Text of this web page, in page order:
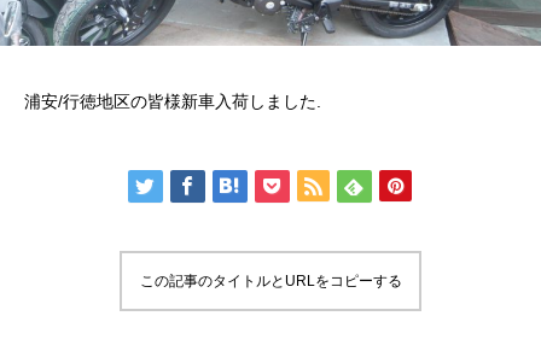
浦安/行徳地区の皆様新車入荷しました.
この記事のタイトルとURLをコピーする